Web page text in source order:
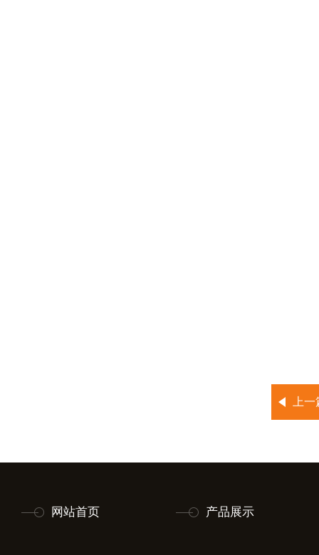
上
网站首页 产品展示